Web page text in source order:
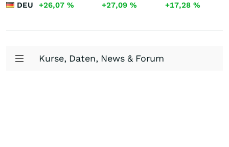
DEU +26,07 % +27,09% +17,28 %
Kurse, Daten, News & Forum